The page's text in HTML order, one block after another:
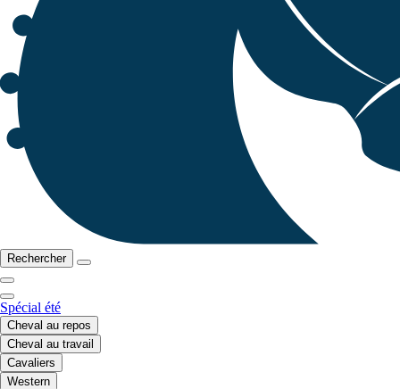
Rechercher
Spécial été
Cheval au repos
Cheval au travail
Cavaliers
Western